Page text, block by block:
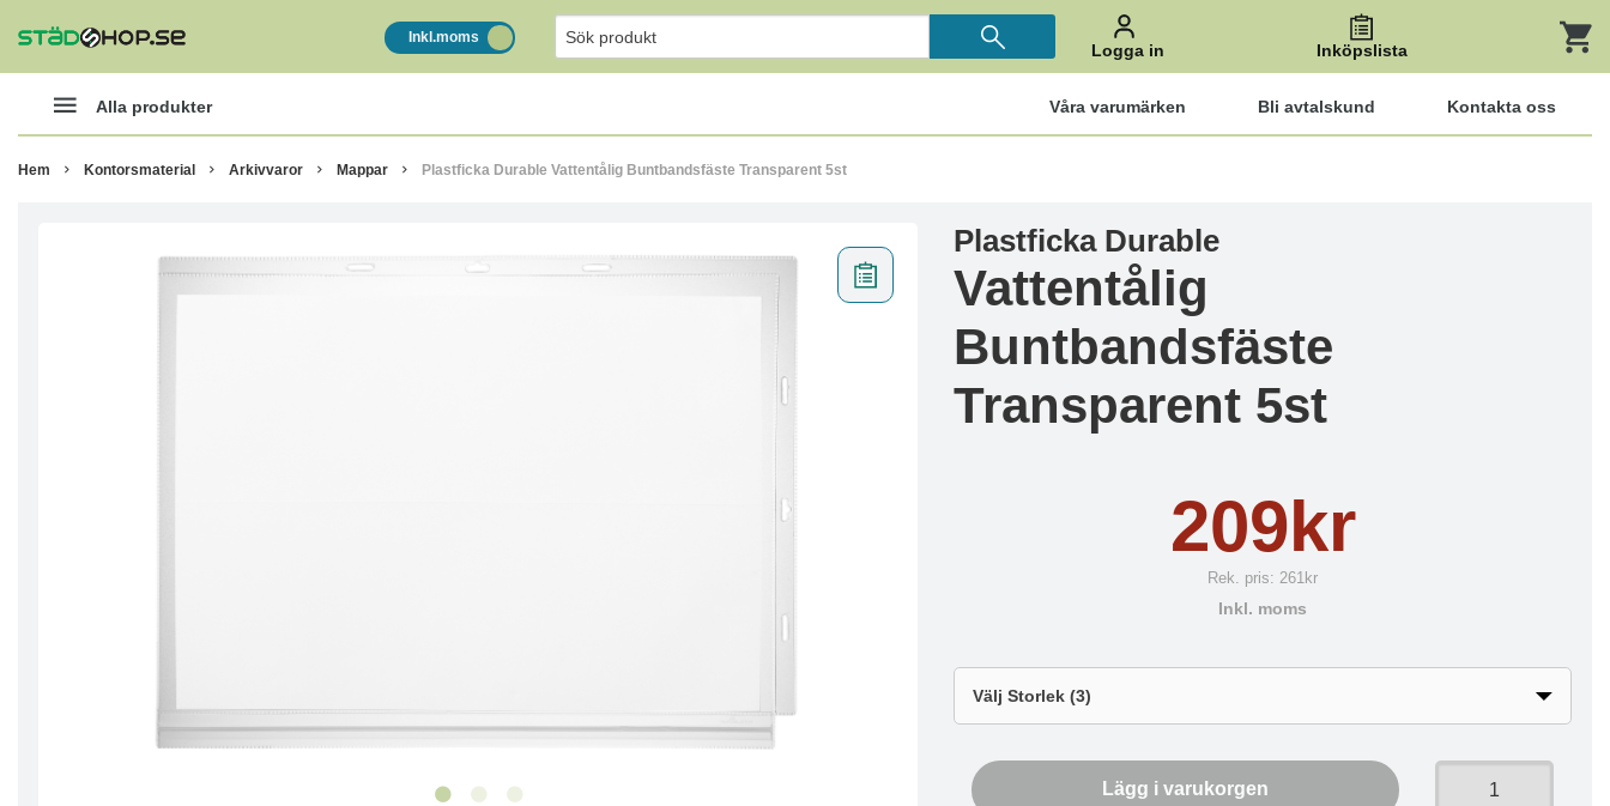
Inkl.moms
Logga in Inköpslista
Alla produkter Våra varumärken Bli avtalskund Kontakta oss
Hem Kontorsmaterial Arkivvaror Mappar Plastficka Durable Vattentålig Buntbandsfäste Transparent 5st
Plastficka Durable
Vattentålig
Buntbandsfäste
Transparent 5st
209kr
Rek. pris:261kr
Inkl. moms
Lägg i varukorgen